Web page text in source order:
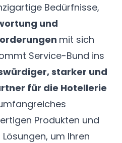
Bedürfnisse,
und
mit sich
Service-Bund ins
starker und
für die Hotellerie
Produkten und
um Ihren